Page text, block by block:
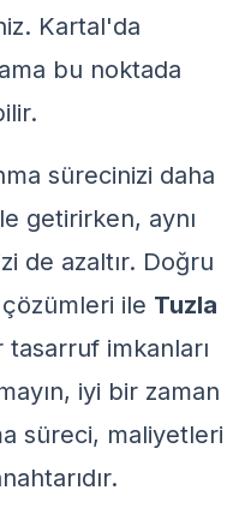
Kartal'da
bu noktada
sürecinizi daha
getirirken, aynı
de azaltır. Doğru
ile Tuzla
imkanları
iyi bir zaman
süreci, maliyetleri